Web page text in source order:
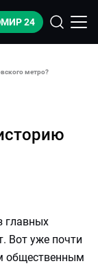
МИР 24
метро?
главных
Вот уже почти
общественным